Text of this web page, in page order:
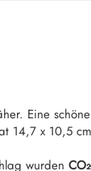
Eine
14,7 x 10,5
wurden CO₂